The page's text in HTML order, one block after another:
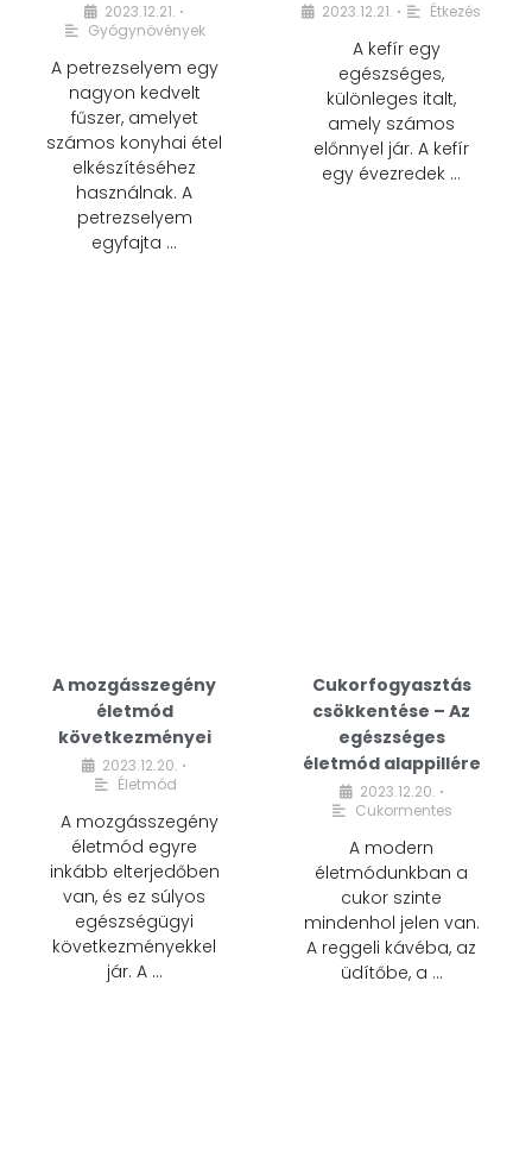
2023.12.21. •
Gyógynövények
A petrezselyem egy
nagyon kedvelt
fűszer, amelyet
számos konyhai étel
elkészítéséhez
használnak. A
petrezselyem
egyfajta …
2023.12.21. • Étkezés
A kefír egy
egészséges,
különleges italt,
amely számos
előnnyel jár. A kefír
egy évezredek …
A mozgásszegény
életmód
következményei
2023.12.20. •
Életmód
A mozgásszegény
életmód egyre
inkább elterjedőben
van, és ez súlyos
egészségügyi
következményekkel
jár. A …
Cukorfogyasztás
csökkentése – Az
egészséges
életmód alappillére
2023.12.20. •
Cukormentes
A modern
életmódunkban a
cukor szinte
mindenhol jelen van.
A reggeli kávéba, az
üdítőbe, a …